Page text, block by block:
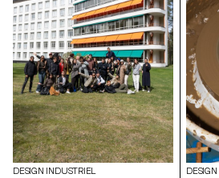
les rendre plus universels et
inclusifs.
DESIGN INDUSTRIEL